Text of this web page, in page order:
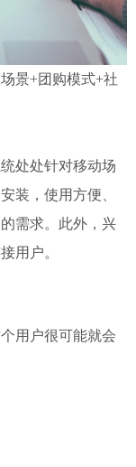
景+团购模式+社
处处针对移动场
装，使用方便、
需求。此外，兴
用户。
用户很可能就会